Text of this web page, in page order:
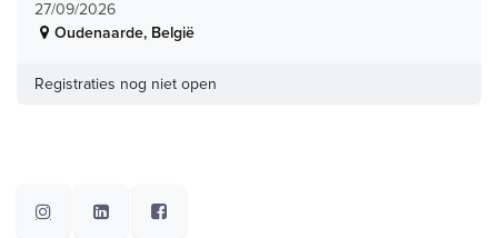
27/09/2026
Oudenaarde, België
Registraties nog niet open